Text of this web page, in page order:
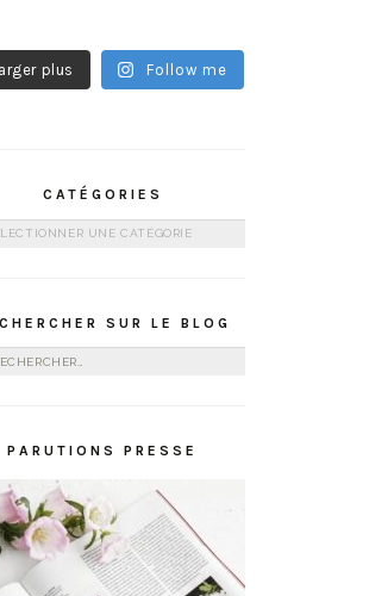
plus Follow me
CATÉGORIES
SUR LE BLOG
:
PARUTIONS PRESSE